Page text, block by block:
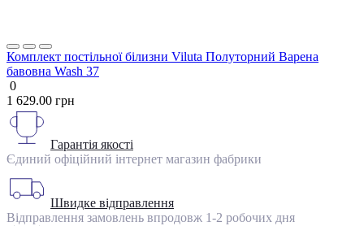
Комплект постільної білизни Viluta Полуторний Варена
бавовна Wash 37
0
1 629.00 грн
Гарантія якості
Єдиний офіційний інтернет магазин фабрики
Швидке відправлення
Відправлення замовлень впродовж 1-2 робочих дня